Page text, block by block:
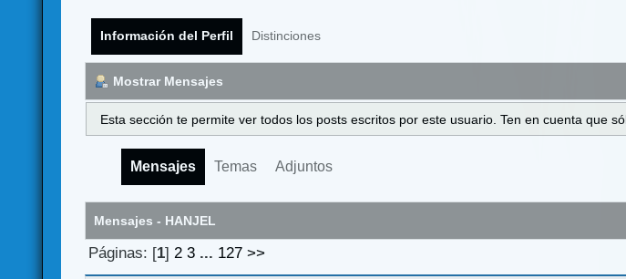
Información del Perfil Distinciones
Mostrar Mensajes
Esta sección te permite ver todos los posts escritos por este usuario. Ten en cuenta que
Mensajes Temas Adjuntos
Mensajes - HANJEL
Páginas: [1] 2 3 ... 127 >>